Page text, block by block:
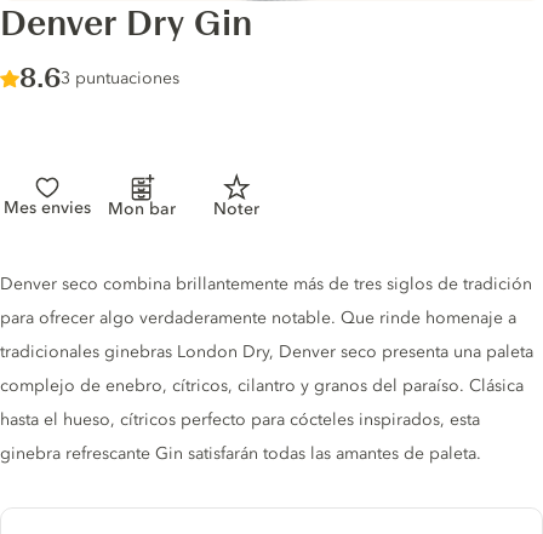
Denver Dry Gin
Score :
8.6/ 10
3 puntuaciones
Mes envies Mon bar Noter
Gin description
Denver seco combina brillantemente más de tres siglos de tradición
para ofrecer algo verdaderamente notable. Que rinde homenaje a
tradicionales ginebras London Dry, Denver seco presenta una paleta
complejo de enebro, cítricos, cilantro y granos del paraíso. Clásica
hasta el hueso, cítricos perfecto para cócteles inspirados, esta
ginebra refrescante Gin satisfarán todas las amantes de paleta.